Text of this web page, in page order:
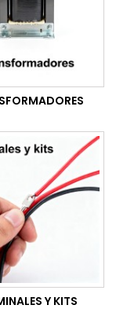
Y KITS